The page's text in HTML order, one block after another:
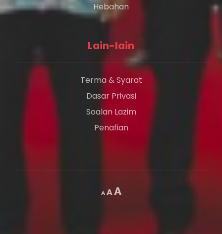
Hebahan
Lain-lain
Terma & Syarat
Dasar Privasi
Soalan Lazim
Penafian
A AA